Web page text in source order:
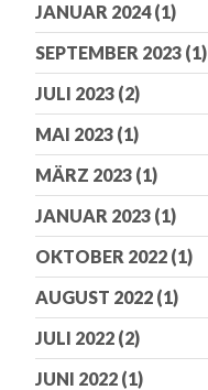
JANUAR 2024(1)
SEPTEMBER 2023 (1)
JULI 2023 (2)
MAI 2023 (1)
MÄRZ 2023 (1)
JANUAR 2023 (1)
OKTOBER 2022 (1)
AUGUST 2022 (1)
JULI 2022 (2)
JUNI 2022 (1)